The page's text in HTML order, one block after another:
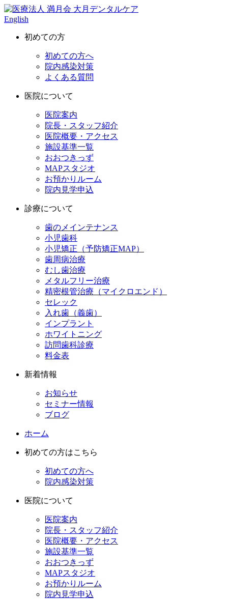
English
初めての方
初めての方へ
院内感染対策
よくある質問
医院について
医院案内
院長・スタッフ紹介
医院概要・アクセス
施設基準一覧
おおつきっず
MAPスタジオ
お預かりルーム
院内見学申込
診療について
歯のメインテナンス
小児歯科
小児矯正（予防矯正MAP）
歯周病治療
むし歯治療
メタルフリー治療
精密根管治療（マイクロエンド）
セレック
入れ歯（義歯）
インプラント
ホワイトニング
訪問歯科診療
料金表
新着情報
お知らせ
セミナー情報
ブログ
ホーム
初めての方はこちら
初めての方へ
院内感染対策
医院について
医院案内
院長・スタッフ紹介
医院概要・アクセス
施設基準一覧
おおつきっず
MAPスタジオ
お預かりルーム
院内見学申込